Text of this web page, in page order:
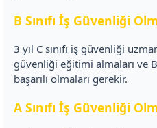
B Sınıfı İş Güvenliği
3 yıl C sınıfı iş güvenliği
güvenliği eğitimi almaları ve B
başarılı olmaları gerekir.
A Sınıfı İş Güvenliği